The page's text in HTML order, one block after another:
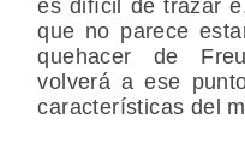
es difícil de trazar
que no parece
quehacer de
volverá a ese
características del